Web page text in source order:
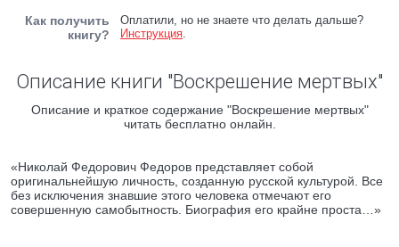
Как получить
книгу?
Оплатили, но не знаете что делать дальше?
Инструкция.
Описание книги "Воскрешение мертвых"
Описание и краткое содержание "Воскрешение мертвых"
читать бесплатно онлайн.
«Николай Федорович Федоров представляет собой
оригинальнейшую личность, созданную русской культурой. Все
без исключения знавшие этого человека отмечают его
совершенную самобытность. Биография его крайне проста…»